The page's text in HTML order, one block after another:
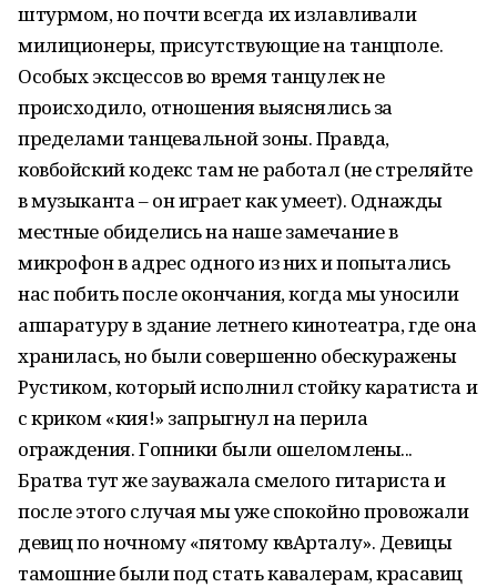
штурмом, но почти всегда их излавливали
милиционеры, присутствующие на танцполе.
Особых эксцессов во время танцулек не
происходило, отношения выяснялись за
пределами танцевальной зоны. Правда,
ковбойский кодекс там не работал (не стреляйте
в музыканта – он играет как умеет). Однажды
местные обиделись на наше замечание в
микрофон в адрес одного из них и попытались
нас побить после окончания, когда мы уносили
аппаратуру в здание летнего кинотеатра, где она
хранилась, но были совершенно обескуражены
Рустиком, который исполнил стойку каратиста и
с криком «кия!» запрыгнул на перила
ограждения. Гопники были ошеломлены...
Братва тут же зауважала смелого гитариста и
после этого случая мы уже спокойно провожали
девиц по ночному «пятому квАрталу». Девицы
тамошние были под стать кавалерам, красавиц